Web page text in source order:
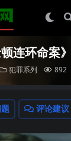
连环命案
犯罪系列 892
评论建议